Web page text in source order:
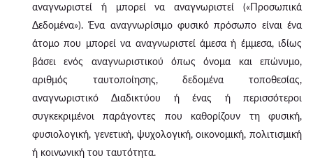
αναγνωριστεί ή μπορεί να αναγνωριστεί («Προσωπικά
Δεδομένα»). Ένα αναγνωρίσιμο φυσικό πρόσωπο είναι ένα
άτομο που μπορεί να αναγνωριστεί άμεσα ή έμμεσα, ιδίως
βάσει ενός αναγνωριστικού όπως όνομα και επώνυμο,
αριθμός ταυτοποίησης, δεδομένα τοποθεσίας,
αναγνωριστικό Διαδικτύου ή ένας ή περισσότεροι
συγκεκριμένοι παράγοντες που καθορίζουν τη φυσική,
φυσιολογική, γενετική, ψυχολογική, οικονομική, πολιτισμική
ή κοινωνική του ταυτότητα.